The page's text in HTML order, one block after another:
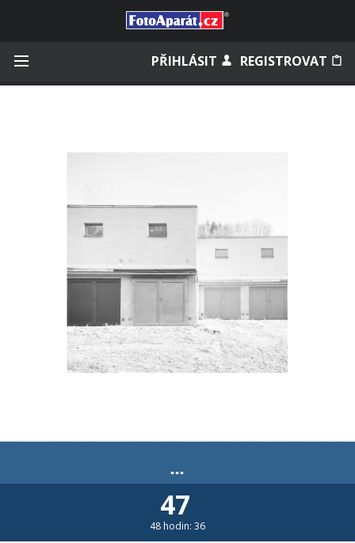
PŘIHLÁSIT REGISTROVAT
Měli jste účet na starém webu?
...
47
48 hodin: 36